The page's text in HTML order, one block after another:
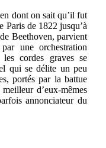
dont on sait qu’il fut
Paris de 1822 jusqu’à
Beethoven, parvient
une orchestration
cordes graves se
qui se délite un peu
portés par la battue
d’eux-mêmes
annonciateur du